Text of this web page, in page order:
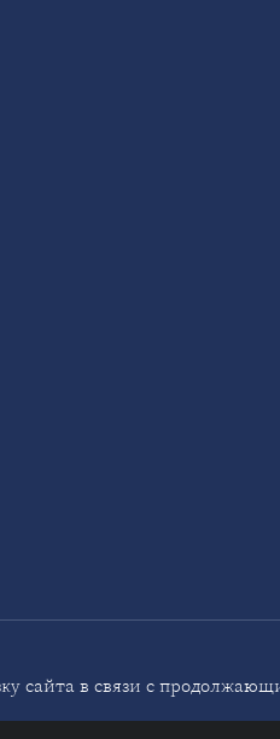
сайта в связи с